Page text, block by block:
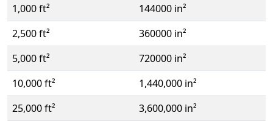
1,000 ft²
144000 in²
2,500 ft²
360000 in²
5,000 ft²
720000 in²
10,000 ft²
1,440,000 in²
25,000 ft²
3,600,000 in²